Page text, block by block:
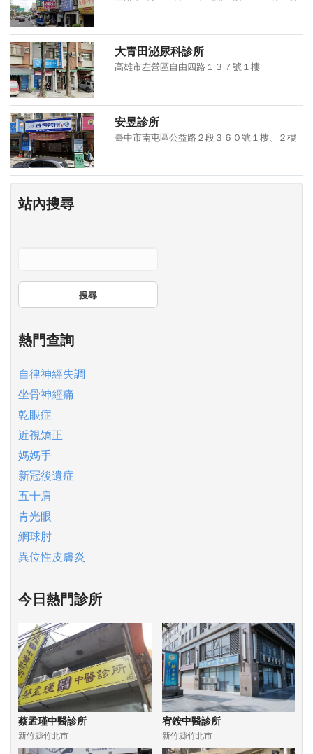
大青田泌尿科診所
高雄市左營區自由四路１３７號１樓
安昱診所
臺中市南屯區公益路２段３６０號１樓、２樓
站內搜尋
搜尋
熱門查詢
自律神經失調
坐骨神經痛
乾眼症
近視矯正
媽媽手
新冠後遺症
五十肩
青光眼
網球肘
異位性皮膚炎
今日熱門診所
蔡孟瑾中醫診所
新竹縣竹北市
宥銨中醫診所
新竹縣竹北市